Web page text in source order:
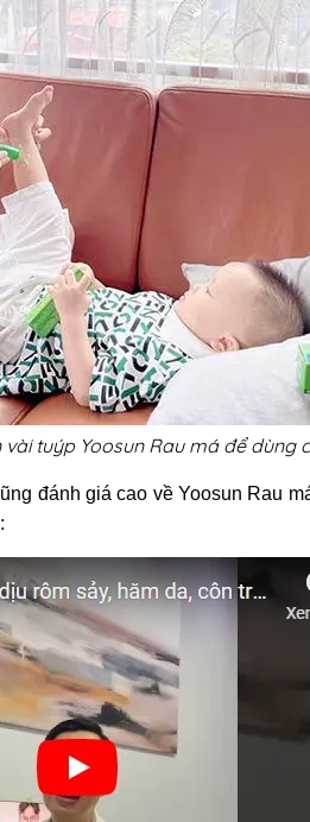
tuýp Yoosun Rau má để dùng
đánh giá cao về Yoosun Rau